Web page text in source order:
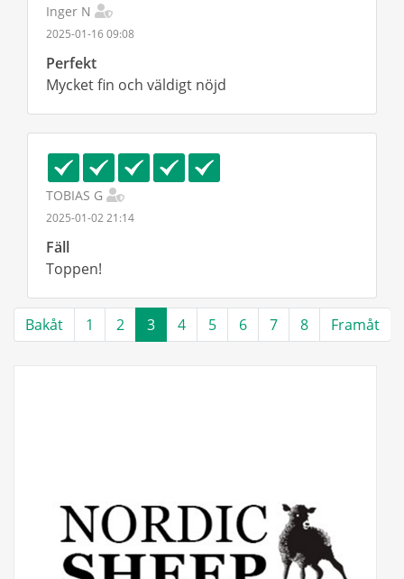
Inger N
2025-01-16 09:08
Perfekt
Mycket fin och väldigt nöjd
TOBIAS G
2025-01-02 21:14
Fäll
Toppen!
Bakåt 1 2 3 4 5 6 7 8 Framåt